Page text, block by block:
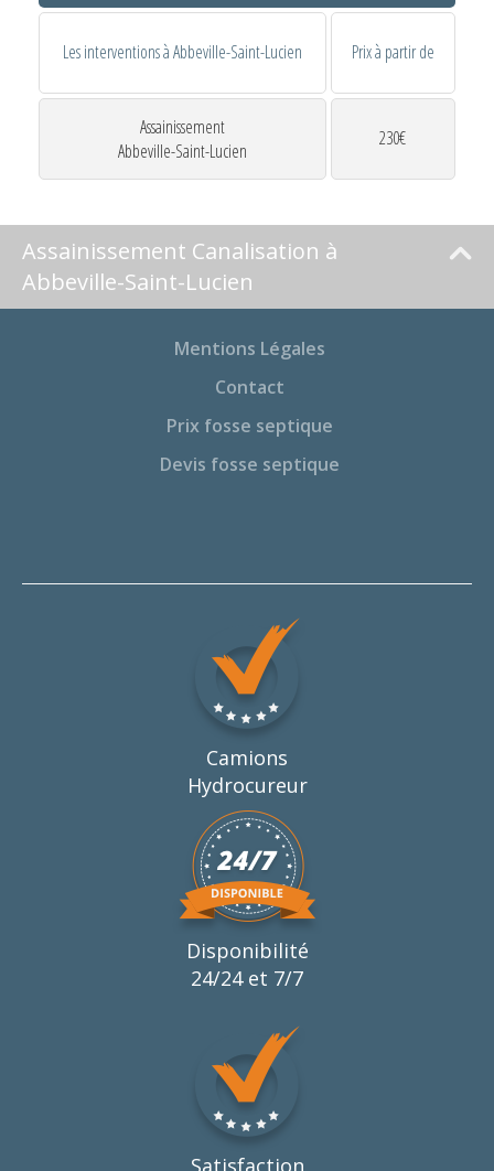
Les interventions à Abbeville-Saint-Lucien Prix à partir de
Assainissement
Abbeville-Saint-Lucien
230€
Assainissement Canalisation à
Abbeville-Saint-Lucien
Mentions Légales
Contact
Prix fosse septique
Devis fosse septique
Camions
Hydrocureur
Disponibilité
24/24 et 7/7